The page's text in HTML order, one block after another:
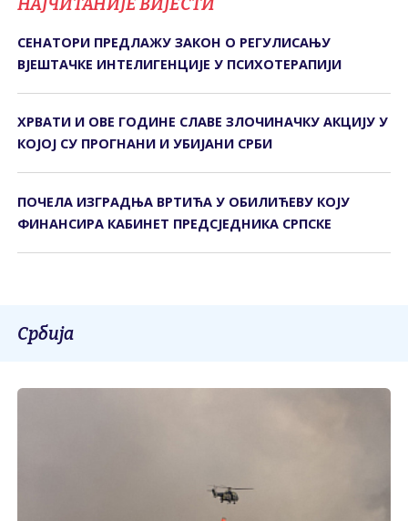
СЕНАТОРИ ПРЕДЛАЖУ ЗАКОН О РЕГУЛИСАЊУ
ВЈЕШТАЧКЕ ИНТЕЛИГЕНЦИЈЕ У ПСИХОТЕРАПИЈИ
ХРВАТИ И ОВЕ ГОДИНЕ СЛАВЕ ЗЛОЧИНАЧКУ АКЦИЈУ У
КОЈОЈ СУ ПРОГНАНИ И УБИЈАНИ СРБИ
ПОЧЕЛА ИЗГРАДЊА ВРТИЋА У ОБИЛИЋЕВУ КОЈУ
ФИНАНСИРА КАБИНЕТ ПРЕДСЈЕДНИКА СРПСКЕ
Србија